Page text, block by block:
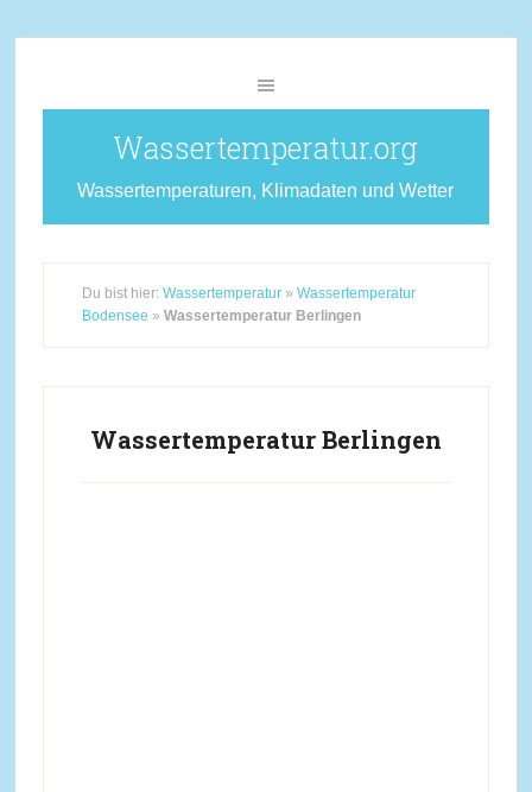
Wassertemperatur.org
Wassertemperaturen, Klimadaten und Wetter
Du bist hier: Wassertemperatur» Wassertemperatur
Bodensee » Wassertemperatur Berlingen
Wassertemperatur Berlingen